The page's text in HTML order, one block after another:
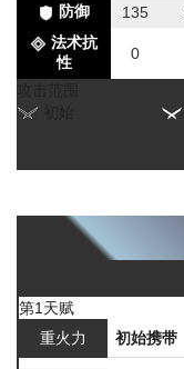
防御
135
法术抗
性
0
第1天赋
重火力
初始携带